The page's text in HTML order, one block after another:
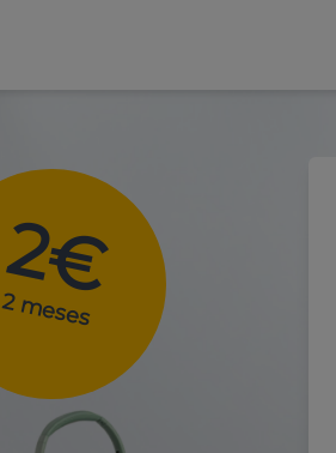
2€
2 meses